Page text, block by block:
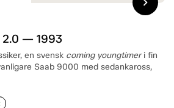
2.0 — 1993
en svensk coming youngtimeri fin
Saab 9000 med sedankaross,